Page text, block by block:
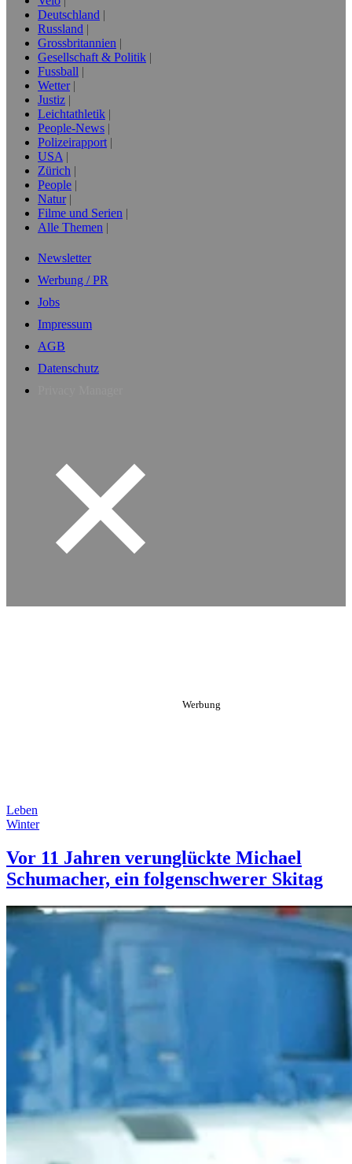
Deutschland
Russland
Grossbritannien
Gesellschaft & Politik
Fussball
Wetter
Justiz
Leichtathletik
People-News
Polizeirapport
USA
Zürich
People
Natur
Filme und Serien
Alle Themen
Newsletter
Werbung / PR
Jobs
Impressum
AGB
Datenschutz
Leben
Winter
Vor 11 Jahren verunglückte Michael
Schumacher, ein folgenschwerer Skitag